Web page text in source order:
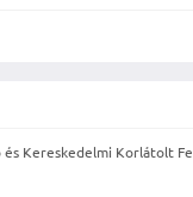
Kereskedelmi Korlátolt